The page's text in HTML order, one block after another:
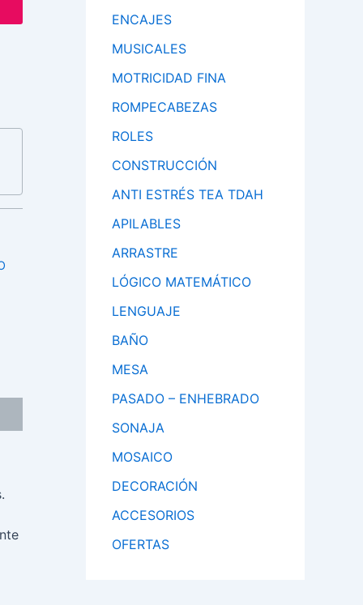
ENCAJES
MUSICALES
MOTRICIDAD FINA
ROMPECABEZAS
ROLES
CONSTRUCCIÓN
ANTI ESTRÉS TEA TDAH
APILABLES
ARRASTRE
LÓGICO MATEMÁTICO
LENGUAJE
BAÑO
MESA
PASADO – ENHEBRADO
SONAJA
MOSAICO
DECORACIÓN
ACCESORIOS
OFERTAS